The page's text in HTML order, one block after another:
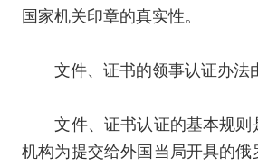
国家机关印章的真实性。
文件、证书的领事认证办法由
文件、证书认证的基本规则
机构为提交给外国当局开具的俄